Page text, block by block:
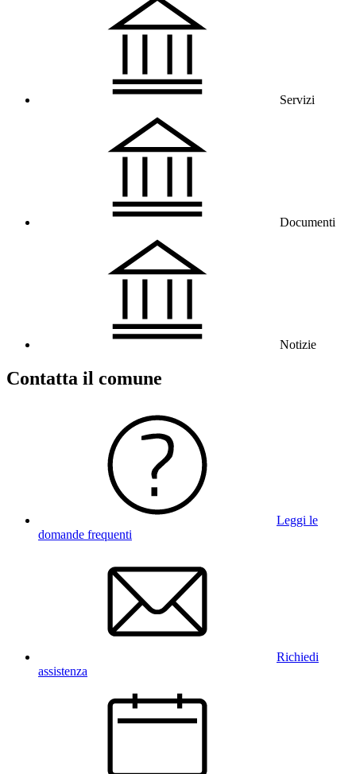
Servizi
Documenti
Notizie
Contatta il comune
Leggi le
domande frequenti
Richiedi
assistenza